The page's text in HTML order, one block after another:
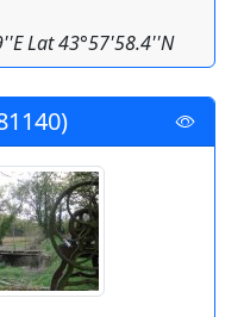
Lat 43°57'58.4''N